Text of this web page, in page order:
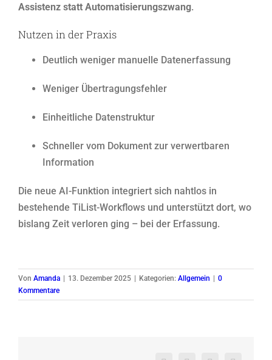
Assistenz statt Automatisierungszwang.
Nutzen in der Praxis
Deutlich weniger manuelle Datenerfassung
Weniger Übertragungsfehler
Einheitliche Datenstruktur
Schneller vom Dokument zur verwertbaren
Information
Die neue AI-Funktion integriert sich nahtlos in
bestehende TiList-Workflows und unterstützt dort, wo
bislang Zeit verloren ging – bei der Erfassung.
Von Amanda | 13. Dezember 2025 | Kategorien: Allgemein | 0
Kommentare